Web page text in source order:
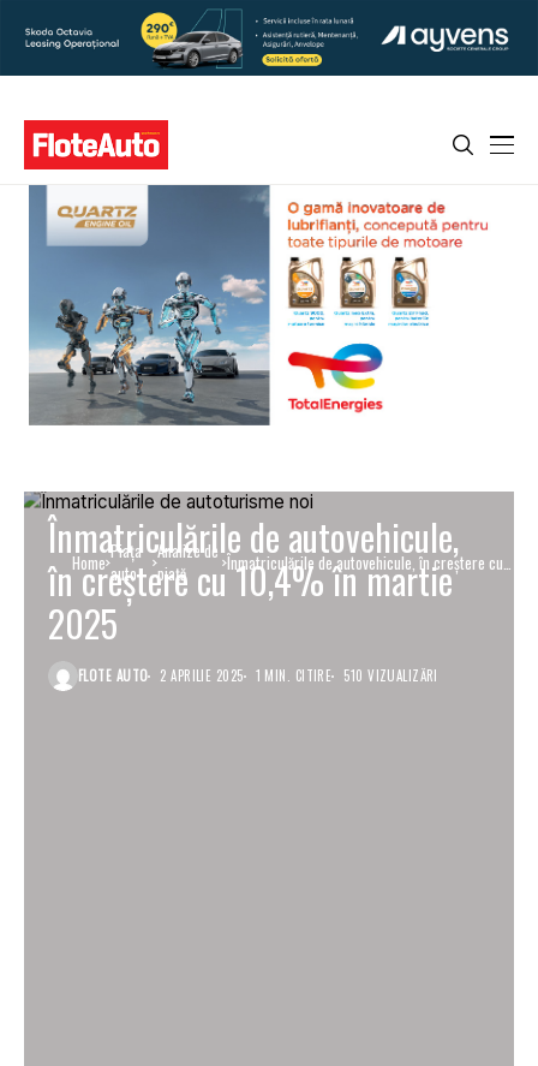
Home Piaţa
auto
Analize de
piață
Înmatriculările de autovehicule, în creștere cu
10,4% în martie 2025
Înmatriculările de autovehicule,
în creștere cu 10,4% în martie
2025
FLOTE AUTO 2 APRILIE 2025 1 MIN. CITIRE 510 VIZUALIZĂRI